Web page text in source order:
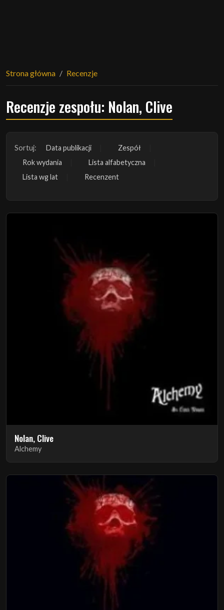
Strona główna Recenzje
Recenzje zespołu: Nolan, Clive
Sortuj: Data publikacji
Zespół
Rok wydania
Lista alfabetyczna
Lista wg lat
Recenzent
Nolan, Clive
Alchemy